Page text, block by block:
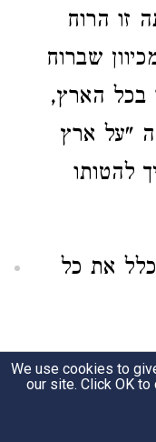
זו הרוח
שברוח
בכל הארץ,
"על ארץ
להטותו
את כל
We use cookies to
our site. Click OK to